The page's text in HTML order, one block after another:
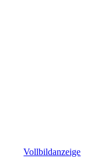
Vollbildanzeige